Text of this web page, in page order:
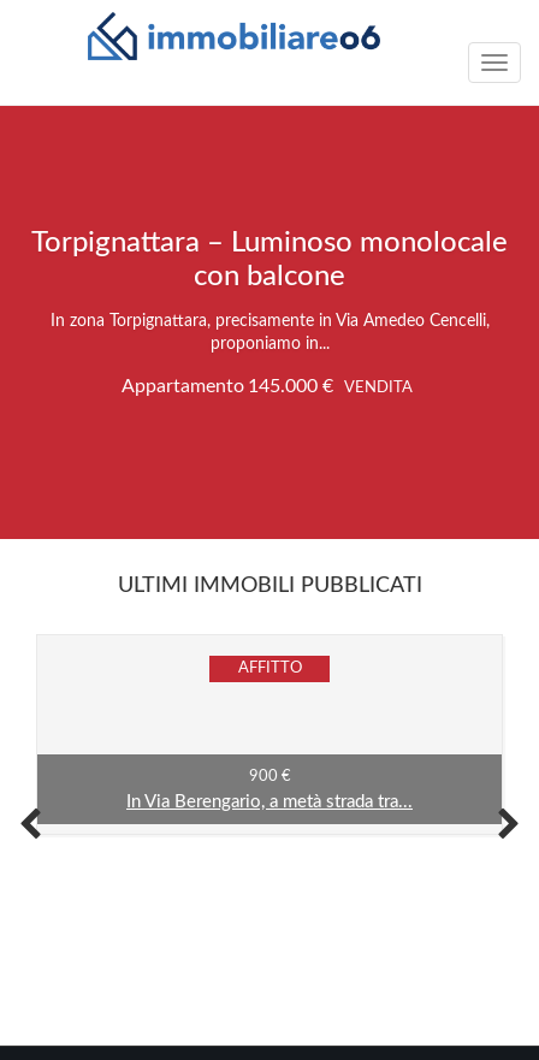
Toggle
Torpignattara – Luminoso monolocale
con balcone
In zona Torpignattara, precisamente in Via Amedeo Cencelli,
proponiamo in...
Appartamento 145.000 € VENDITA
ULTIMI IMMOBILI PUBBLICATI
AFFITTO
900 €
In Via Berengario, a metà strada tra...